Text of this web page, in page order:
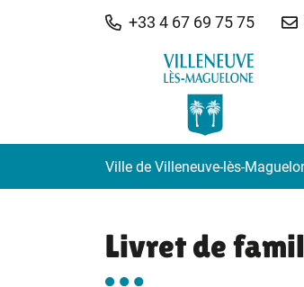
+33 4 67 69 75 75
Ville de Villeneuve-lès-
Livret de